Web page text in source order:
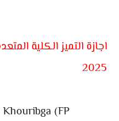
2025
Khouribga (FP